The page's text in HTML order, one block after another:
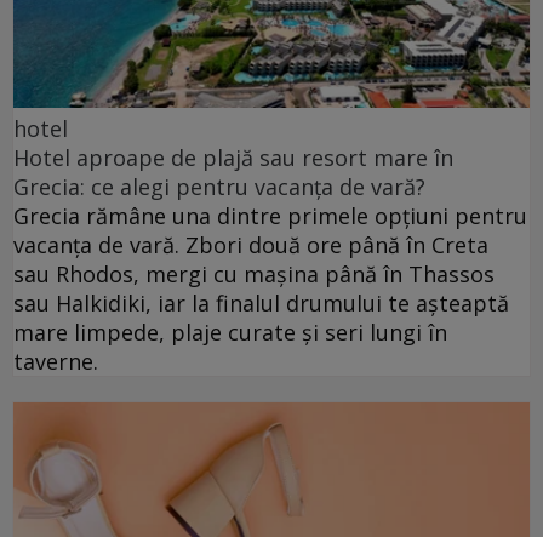
hotel
Hotel aproape de plajă sau resort mare în
Grecia: ce alegi pentru vacanța de vară?
Grecia rămâne una dintre primele opțiuni pentru
vacanța de vară. Zbori două ore până în Creta
sau Rhodos, mergi cu mașina până în Thassos
sau Halkidiki, iar la finalul drumului te așteaptă
mare limpede, plaje curate și seri lungi în
taverne.